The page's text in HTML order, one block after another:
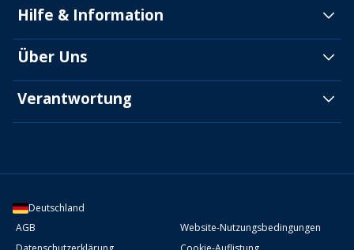
Hilfe & Information
Über Uns
Verantwortung
Deutschland
AGB
Website-Nutzungsbedingungen